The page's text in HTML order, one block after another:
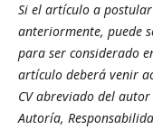
Si el artículo a
anteriormente, puede
para ser considerado
artículo deberá venir
CV abreviado del
Autoría,